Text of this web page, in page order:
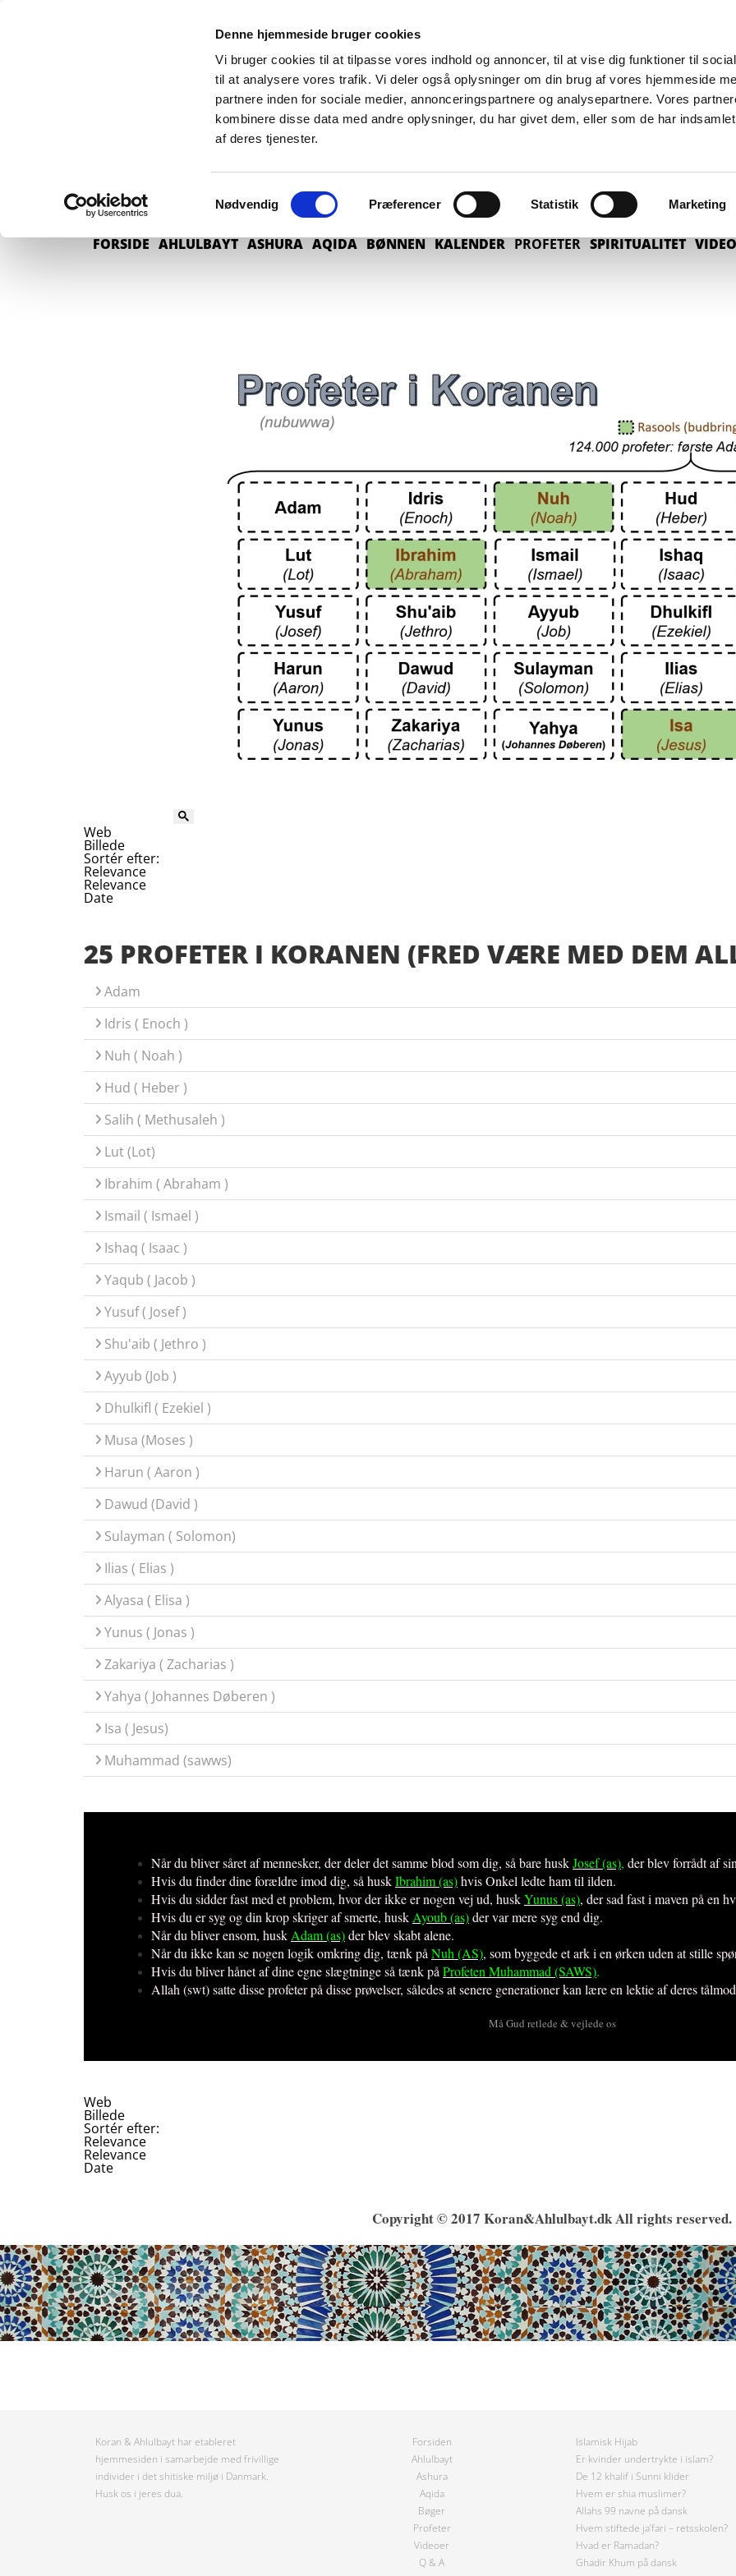
Denne hjemmeside bruger cookies
Vi bruger cookies til at tilpasse vores indhold og annoncer, til at vise dig funktioner til
til at analysere vores trafik. Vi deler også oplysninger om din brug af vores hjemmeside
partnere inden for sociale medier, annonceringspartnere og analysepartnere. Vores
kombinere disse data med andre oplysninger, du har givet dem, eller som de har
af deres tjenester.
Nødvendig Præferencer Statistik Marketing
FORSIDE AHLULBAYT ASHURA AQIDA BØNNEN KALENDER PROFETER SPIRITUALITET VIDEO
Web
Billede
Sortér efter:
Relevance
Relevance
Date
25 PROFETER I KORANEN (FRED VÆRE MED DEM
Adam
Idris ( Enoch )
Nuh ( Noah )
Hud ( Heber )
Salih ( Methusaleh )
Lut (Lot)
Ibrahim ( Abraham )
Ismail ( Ismael )
Ishaq ( Isaac )
Yaqub ( Jacob )
Yusuf ( Josef )
Shu'aib ( Jethro )
Ayyub (Job )
Dhulkifl ( Ezekiel )
Musa (Moses )
Harun ( Aaron )
Dawud (David )
Sulayman ( Solomon)
Ilias ( Elias )
Alyasa ( Elisa )
Yunus ( Jonas )
Zakariya ( Zacharias )
Yahya ( Johannes Døberen )
Isa ( Jesus)
Muhammad (sawws)
Når du bliver såret af mennesker, der deler det samme blod som dig, så bare huskJosef (as), der blev forrådt af
Hvis du finder dine forældre imod dig, så huskIbrahim (as)hvis Onkel ledte ham til ilden.
Hvis du sidder fast med et problem, hvor der ikke er nogen vej ud, huskYunus (as), der sad fast i maven på en
Hvis du er syg og din krop skriger af smerte, husk Ayoub (as)der var mere syg end dig.
Når du bliver ensom, husk Adam (as)der blev skabt alene.
Når du ikke kan se nogen logik omkring dig, tænk på Nuh (AS), som byggede et ark i en ørken uden at stille
Hvis du bliver hånet af dine egne slægtninge så tænk på Profeten Muhammad (SAWS).
Allah (swt) satte disse profeter på disse prøvelser, således at senere generationer kan lære en lektie af deres
Må Gud retlede & vejlede os
Web
Billede
Sortér efter:
Relevance
Relevance
Date
Copyright © 2017 Koran&Ahlulbayt.dk All rights reserved.
Koran & Ahlulbayt har etableret
hjemmesiden i samarbejde med frivillige
individer i det shitiske miljø i Danmark.
Husk os i jeres dua.
Forsiden
Ahlulbayt
Ashura
Aqida
Bøger
Profeter
Videoer
Q & A
Islamisk Hijab
Er kvinder undertrykte i islam?
De 12 khalif i Sunni klider
Hvem er shia muslimer?
Allahs 99 navne på dansk
Hvem stiftede ja’fari – retsskolen?
Hvad er Ramadan?
Ghadir Khum på dansk